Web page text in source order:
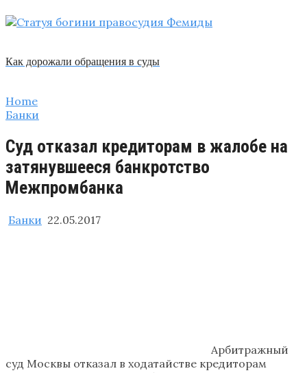
Как дорожали обращения в суды
Home
Банки
Суд отказал кредиторам в жалобе на
затянувшееся банкротство
Межпромбанка
Банки 22.05.2017
Арбитражный
суд Москвы отказал в ходатайстве кредиторам